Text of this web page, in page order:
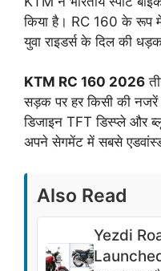
किया है। RC 160 के रूप
युवा राइडर्स के दिल की
KTM RC 160 2026
सड़क पर हर किसी की नजरें
डिजाइन TFT डिस्प्ले और
अपने सेगमेंट में सबसे
Also Read
Yezdi